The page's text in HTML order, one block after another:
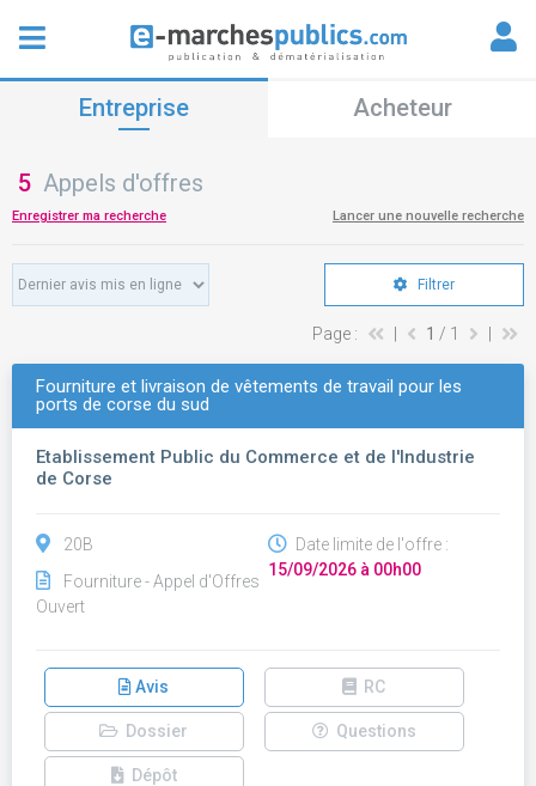
Entreprise Acheteur
5 Appels d'offres
Enregistrer ma recherche Lancer une nouvelle recherche
Filtrer
Page : 1 / 1
Fourniture et livraison de vêtements de travail pour les
ports de corse du sud
Etablissement Public du Commerce et de l'Industrie
de Corse
20B
Fourniture - Appel d'Offres
Ouvert
Date limite de l'offre :
15/09/2026 à 00h00
Avis RC
Dossier Questions
Dépôt